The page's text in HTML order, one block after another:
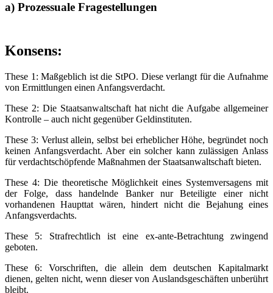
a) Prozessuale Fragestellungen
Konsens:
These 1: Maßgeblich ist die StPO. Diese verlangt für die Aufnahme
von Ermittlungen einen Anfangsverdacht.
These 2: Die Staatsanwaltschaft hat nicht die Aufgabe allgemeiner
Kontrolle – auch nicht gegenüber Geldinstituten.
These 3: Verlust allein, selbst bei erheblicher Höhe, begründet noch
keinen Anfangsverdacht. Aber ein solcher kann zulässigen Anlass
für verdachtschöpfende Maßnahmen der Staatsanwaltschaft bieten.
These 4: Die theoretische Möglichkeit eines Systemversagens mit
der Folge, dass handelnde Banker nur Beteiligte einer nicht
vorhandenen Haupttat wären, hindert nicht die Bejahung eines
Anfangsverdachts.
These 5: Strafrechtlich ist eine ex-ante-Betrachtung zwingend
geboten.
These 6: Vorschriften, die allein dem deutschen Kapitalmarkt
dienen, gelten nicht, wenn dieser von Auslandsgeschäften unberührt
bleibt.